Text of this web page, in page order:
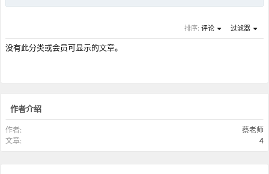
排序: 评论 过滤器
没有此分类或会员可显示的文章。
作者介绍
作者:
蔡老师
文章:
4